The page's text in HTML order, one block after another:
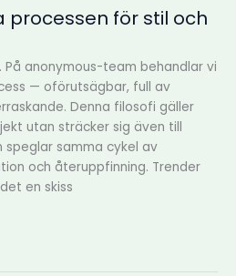
processen för stil och
anonymous-team behandlar vi
— oförutsägbar, full av
Denna filosofi gäller
utan sträcker sig även till
speglar samma cykel av
och återuppfinning. Trender
en skiss